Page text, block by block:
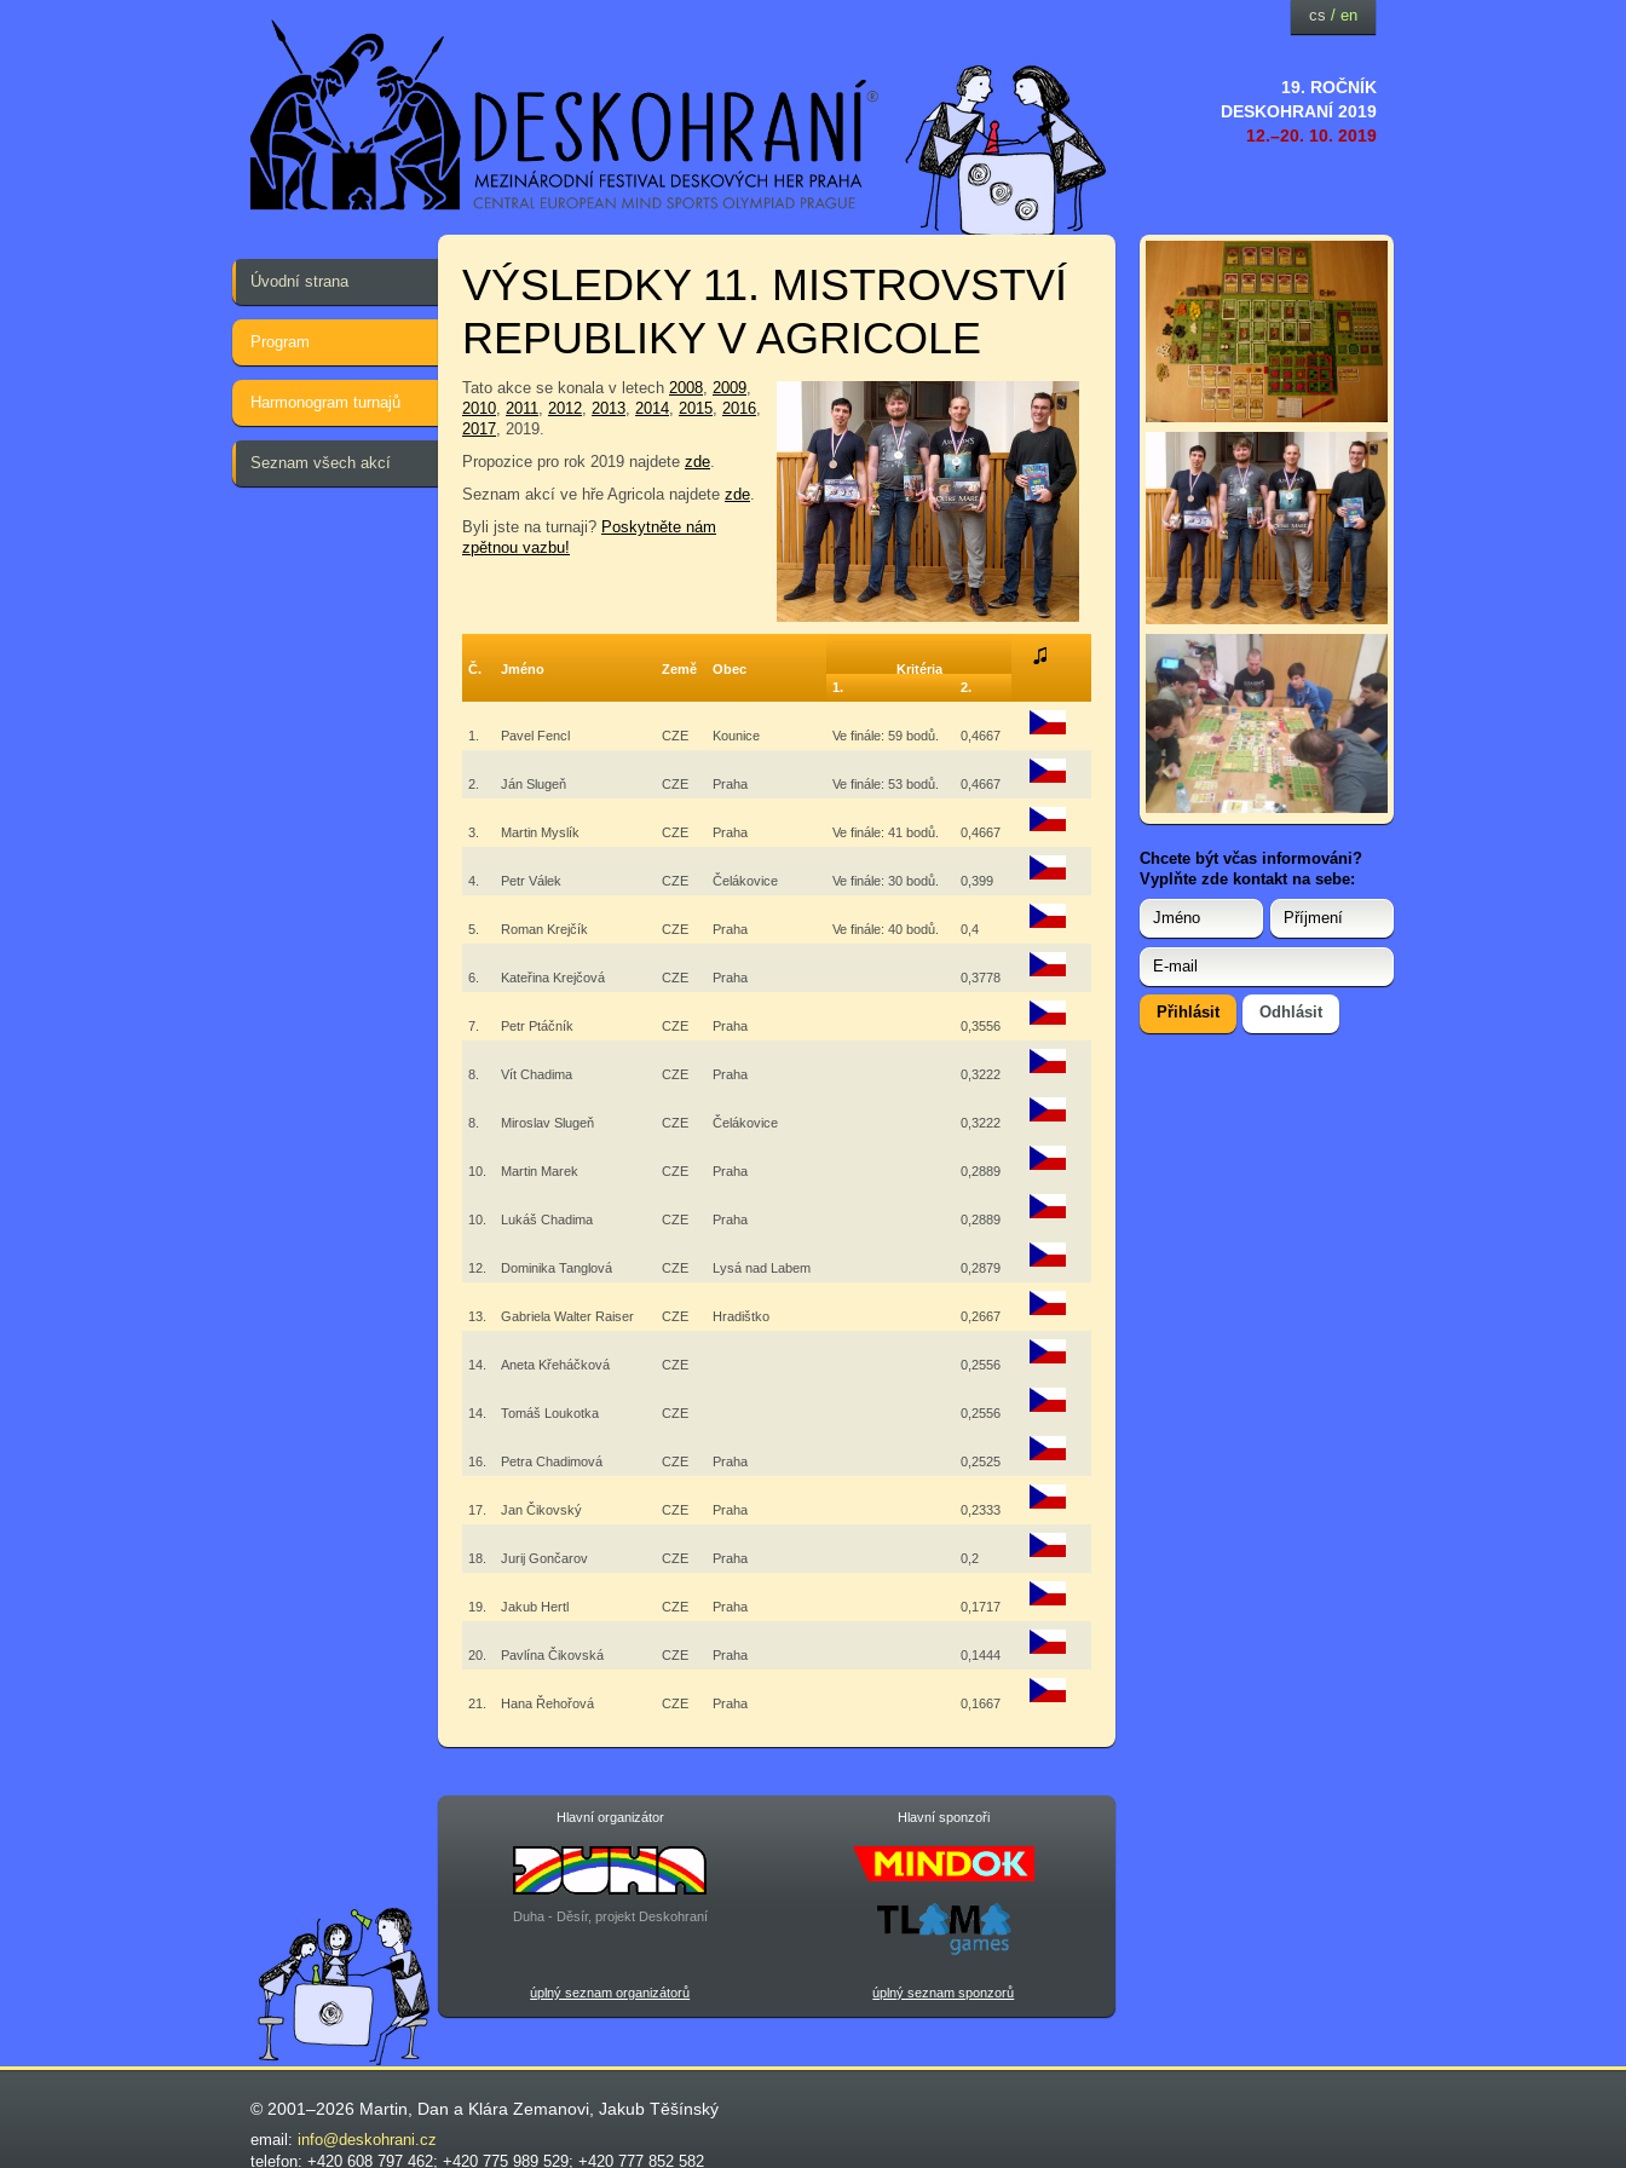
19. ROČNÍK
DESKOHRANÍ 2019
12.–20. 10. 2019
cs / en
Úvodní strana
Program
Harmonogram turnajů
Seznam všech akcí
VÝSLEDKY 11. MISTROVSTVÍ
REPUBLIKY V AGRICOLE
Tato akce se konala v letech 2008, 2009,
2010, 2011, 2012, 2013, 2014, 2015, 2016,
2017, 2019.
Propozice pro rok 2019 najdete zde.
Seznam akcí ve hře Agricola najdete zde.
Byli jste na turnaji? Poskytněte nám
zpětnou vazbu!
Č. Jméno Země Obec
Kritéria
1.
2.
1. Pavel Fencl CZE Kounice Ve finále: 59 bodů. 0,4667
2. Ján Slugeň CZE Praha Ve finále: 53 bodů. 0,4667
3. Martin Myslík CZE Praha Ve finále: 41 bodů. 0,4667
4. Petr Válek CZE Čelákovice Ve finále: 30 bodů. 0,399
5. Roman Krejčík CZE Praha Ve finále: 40 bodů. 0,4
6. Kateřina Krejčová CZE Praha 0,3778
7. Petr Ptáčník CZE Praha 0,3556
8. Vít Chadima CZE Praha 0,3222
8. Miroslav Slugeň CZE Čelákovice 0,3222
10. Martin Marek CZE Praha 0,2889
10. Lukáš Chadima CZE Praha 0,2889
12. Dominika Tanglová CZE Lysá nad Labem 0,2879
13. Gabriela Walter Raiser CZE Hradištko 0,2667
14. Aneta Křeháčková CZE 0,2556
14. Tomáš Loukotka CZE 0,2556
16. Petra Chadimová CZE Praha 0,2525
17. Jan Čikovský CZE Praha 0,2333
18. Jurij Gončarov CZE Praha 0,2
19. Jakub Hertl CZE Praha 0,1717
20. Pavlína Čikovská CZE Praha 0,1444
21. Hana Řehořová CZE Praha 0,1667
Hlavní organizátor Hlavní sponzoři
Duha - Děsír, projekt Deskohraní
úplný seznam organizátorů úplný seznam sponzorů
Chcete být včas informováni?
Vyplňte zde kontakt na sebe:
© 2001–2026 Martin, Dan a Klára Zemanovi, Jakub Těšínský
email: info@deskohrani.cz
telefon: +420 608 797 462; +420 775 989 529; +420 777 852 582